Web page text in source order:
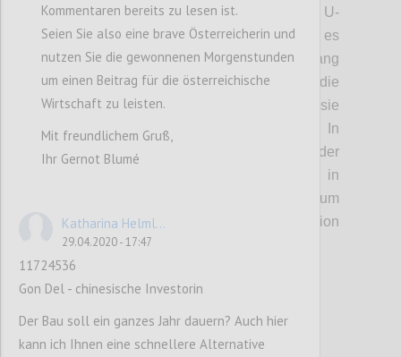
• Trasse:Die Seilbahn beginnt bei der U-
Bahn-Station Heiligenstadt. Von dort geht es
nach Jedlesee, dann das Donauufer entlang
nach Strebersdorf. Dort gibt es die
Möglichkeit, eine Station einzurichten, sie
wird aber nicht immer geöffnet sein. In
Strebersdorf befindet sich allerdings der
Antrieb der Bahn. Von dort geht es dann in
einer beinahe direkten Linie zum
Kahlenbergerdorf, wo eine weitere Station
sein wird, und auf den Kahlenberg.
Kommentaren bereits zu lesen ist.
Seien Sie also eine brave Österreicherin und
nutzen Sie die gewonnenen Morgenstunden
um einen Beitrag für die österreichische
Wirtschaft zu leisten.
Mit freundlichem Gruß,
Ihr Gernot Blumé
Katharina Helml...
29.04.2020 - 17:47
11724536
Gon Del - chinesische Investorin
Der Bau soll ein ganzes Jahr dauern? Auch hier
kann ich Ihnen eine schnellere Alternative